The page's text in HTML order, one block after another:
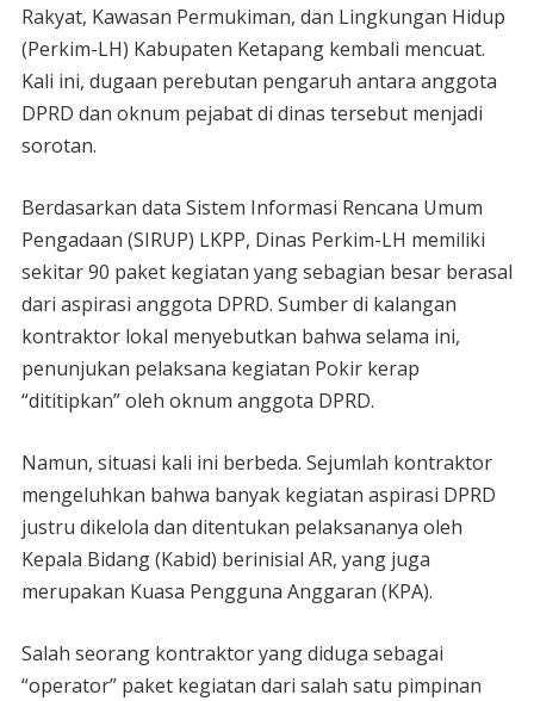
Rakyat, Kawasan Permukiman, dan Lingkungan Hidup
(Perkim-LH) Kabupaten Ketapang kembali mencuat.
Kali ini, dugaan perebutan pengaruh antara anggota
DPRD dan oknum pejabat di dinas tersebut menjadi
sorotan.
Berdasarkan data Sistem Informasi Rencana Umum
Pengadaan (SIRUP) LKPP, Dinas Perkim-LH memiliki
sekitar 90 paket kegiatan yang sebagian besar berasal
dari aspirasi anggota DPRD. Sumber di kalangan
kontraktor lokal menyebutkan bahwa selama ini,
penunjukan pelaksana kegiatan Pokir kerap
“dititipkan” oleh oknum anggota DPRD.
Namun, situasi kali ini berbeda. Sejumlah kontraktor
mengeluhkan bahwa banyak kegiatan aspirasi DPRD
justru dikelola dan ditentukan pelaksananya oleh
Kepala Bidang (Kabid) berinisial AR, yang juga
merupakan Kuasa Pengguna Anggaran (KPA).
Salah seorang kontraktor yang diduga sebagai
“operator” paket kegiatan dari salah satu pimpinan